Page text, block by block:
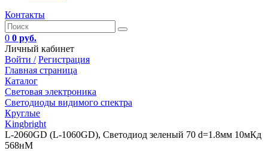
Контакты
0 0 руб.
Личный кабинет
Войти / Регистрация
Главная страница
Каталог
Световая электроника
Светодиоды видимого спектра
Круглые
Kingbright
L-2060GD (L-1060GD), Светодиод зеленый 70 d=1.8мм 10мКд
568нМ